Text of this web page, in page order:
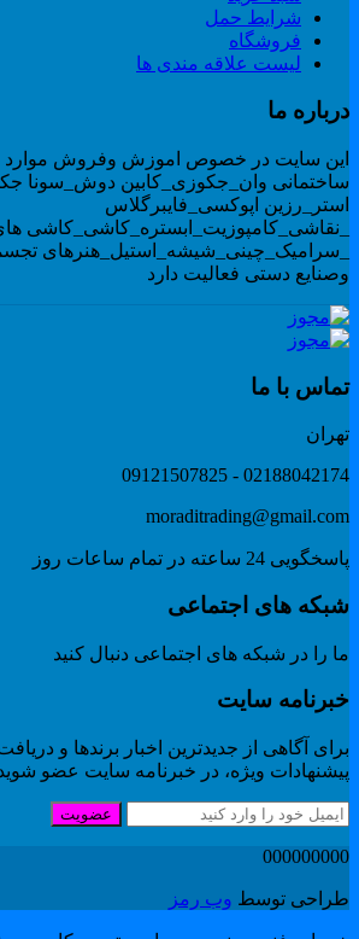
شرایط حمل
فروشگاه
لیست علاقه مندی ها
ما
سایت در خصوص اموزش وفروش موارد
وان_جکوزی_کابین دوش_سونا
اپوکسی_فایبرگلاس
های
دستی فعالیت دارد
با ما
02188042174 -
24 ساعته در تمام ساعات روز
های اجتماعی
را در شبکه های اجتماعی دنبال کنید
سایت
آگاهی از جدیدترین اخبار برندها و دریافت
ویژه، در خبرنامه سایت عضو شوید
عضویت
توسطوب رمز